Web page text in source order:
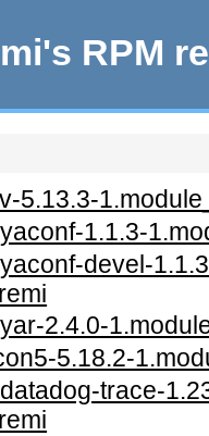
RPM
5.13.3-
1.1.3-
devel-
2.4.0-
5.18.2-
trace-